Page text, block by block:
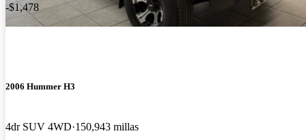
-$1,478
2006 Hummer H3
4dr SUV 4WD 150,943 millas